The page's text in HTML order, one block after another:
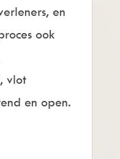
en
ook
vlot
en open.